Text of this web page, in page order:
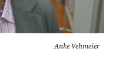
Anke Vehmeier